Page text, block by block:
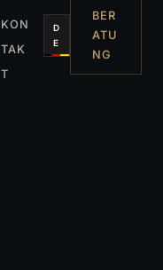
KON
TAK
T
D
E
BER
ATU
NG